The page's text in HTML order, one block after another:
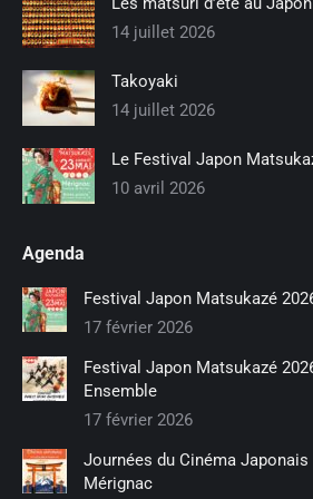
dans
une
nouvelle
fenêtre
dans
une
nouvelle
fenêtre
dans
nouvelle
fenêtre
14 juillet 2026
Takoyaki
14 juillet 2026
Le Festival Japon
10 avril 2026
Agenda
Festival Japon Matsukazé
17 février 2026
Festival Japon Matsukazé
Ensemble
17 février 2026
Journées du Cinéma
Mérignac